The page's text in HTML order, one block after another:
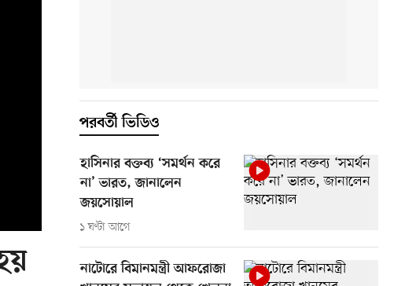
পরবর্তী ভিডিও
হাসিনার বক্তব্য ‘সমর্থন করে
না’ ভারত, জানালেন
জয়সোয়াল
১ ঘণ্টা আগে
নাটোরে বিমানমন্ত্রী আফরোজা